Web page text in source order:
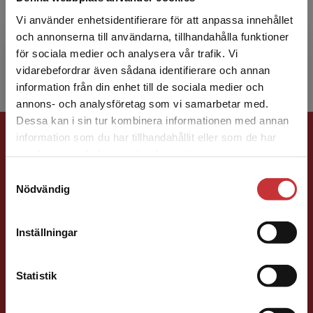
Vi använder enhetsidentifierare för att anpassa innehållet
och annonserna till användarna, tillhandahålla funktioner
för sociala medier och analysera vår trafik. Vi
vidarebefordrar även sådana identifierare och annan
information från din enhet till de sociala medier och
annons- och analysföretag som vi samarbetar med.
Dessa kan i sin tur kombinera informationen med annan
information som du har tillhandahållit eller som de har
Nödvändig
Inställningar
Statistik
Begränsad fraktregion
Det verkar som att du besöker
studentlitteratur.se via en enhet utanför Sverige.
Vi erbjuder inte leveranser utanför Sverige. För
att kunna slutföra ett köp måste
skönlitterär författare. Mellan 2015 och 2020
verkade han som examinator, handledare och
utbildare inom ...
Förlagskontakt